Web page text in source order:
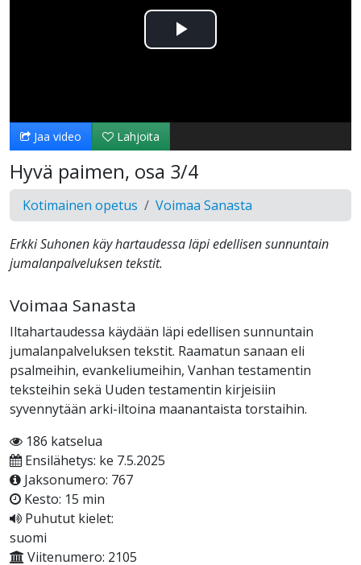
Toista
Jaa video Lahjoita
Hyvä paimen, osa 3/4
Kotimainen opetus Voimaa Sanasta
Erkki Suhonen käy hartaudessa läpi edellisen sunnuntain
jumalanpalveluksen tekstit.
Voimaa Sanasta
Iltahartaudessa käydään läpi edellisen sunnuntain
jumalanpalveluksen tekstit. Raamatun sanaan eli
psalmeihin, evankeliumeihin, Vanhan testamentin
teksteihin sekä Uuden testamentin kirjeisiin
syvennytään arki-iltoina maanantaista torstaihin.
186 katselua
Ensilähetys: ke 7.5.2025
Jaksonumero: 767
Kesto: 15 min
Puhutut kielet:
suomi
Viitenumero: 2105